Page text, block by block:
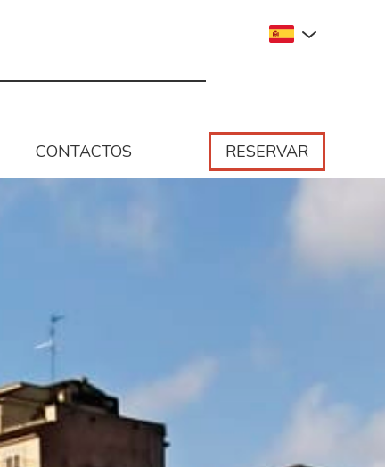
CONTACTOS RESERVAR